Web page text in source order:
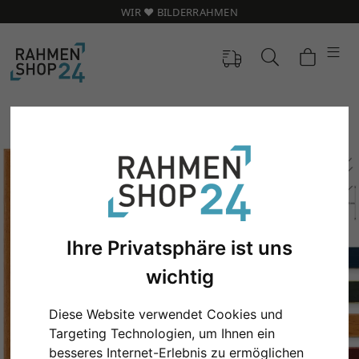
Ihre Privatsphäre ist uns
wichtig
Diese Website verwendet Cookies und
Targeting Technologien, um Ihnen ein
besseres Internet-Erlebnis zu ermöglichen
WIR ❤️ BILDERRAHMEN
Zurück